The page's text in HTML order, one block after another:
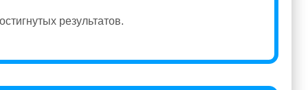
результатов.